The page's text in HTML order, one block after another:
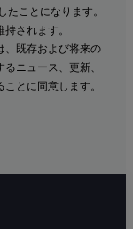
ことになります。
されます。
、既存および将来の
ニュース、更新、
とに同意します。